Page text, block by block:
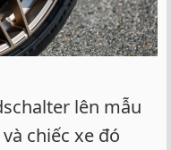
lên mẫu
chiếc xe đó